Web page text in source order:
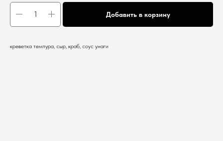
Добавить в корзину
креветка темпура, сыр, краб, соус унаги